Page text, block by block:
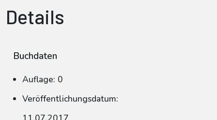
Details
Buchdaten
Auflage: 0
Veröffentlichungsdatum: